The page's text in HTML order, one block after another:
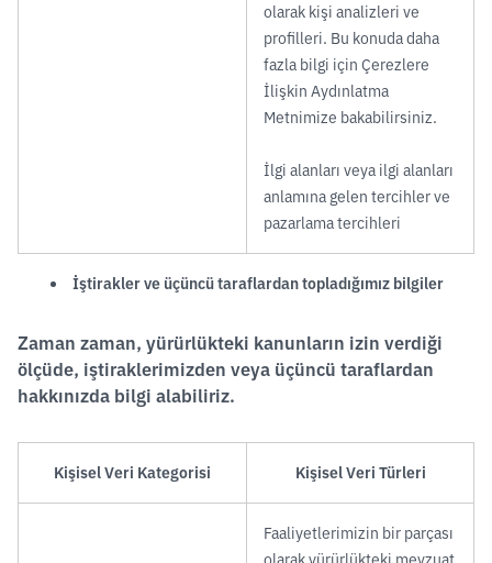
olarak kişi analizleri ve
profilleri. Bu konuda daha
fazla bilgi için Çerezlere
İlişkin Aydınlatma
Metnimize bakabilirsiniz.
İlgi alanları veya ilgi alanları
anlamına gelen tercihler ve
pazarlama tercihleri
İştirakler ve üçüncü taraflardan topladığımız bilgiler
Zaman zaman, yürürlükteki kanunların izin verdiği
ölçüde, iştiraklerimizden veya üçüncü taraflardan
hakkınızda bilgi alabiliriz.
Kişisel Veri Kategorisi Kişisel Veri Türleri
Faaliyetlerimizin bir parçası